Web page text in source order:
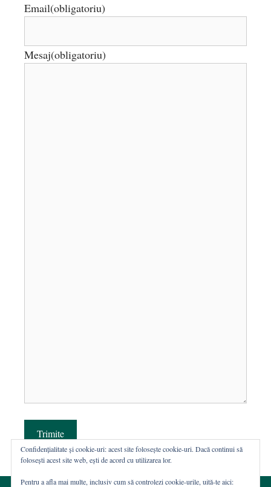
Email(obligatoriu)
Mesaj(obligatoriu)
Trimite
Confidențialitate și cookie-uri: acest site folosește cookie-uri. Dacă continui să
folosești acest site web, ești de acord cu utilizarea lor.
Pentru a afla mai multe, inclusiv cum să controlezi cookie-urile, uită-te aici: